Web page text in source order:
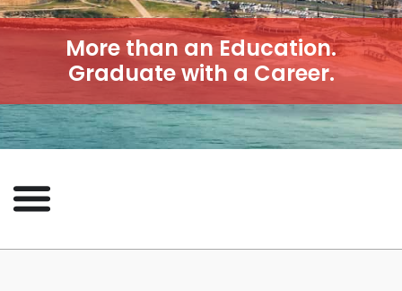
More than an Education.
Graduate with a Career.